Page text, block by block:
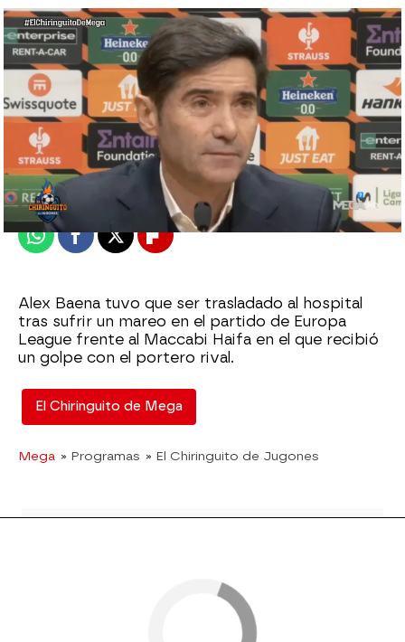
El Chiringuito
Publicado: 07 de diciembre de 2023, 01:12
WhatsappFacebook
X Flipboard
Alex Baena tuvo que ser trasladado al hospital
tras sufrir un mareo en el partido de Europa
League frente al Maccabi Haifa en el que recibió
un golpe con el portero rival.
El Chiringuito de Mega
Mega » Programas » El Chiringuito de Jugones